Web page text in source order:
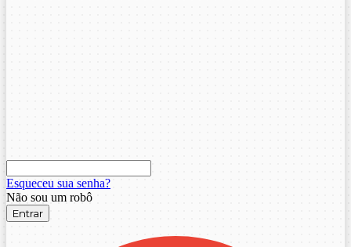
Esqueceu sua senha?
Não sou um robô
Entrar